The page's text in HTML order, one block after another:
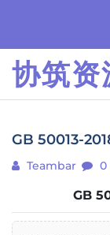
content
协筑资
GB 50013-
Teambar 0
GB